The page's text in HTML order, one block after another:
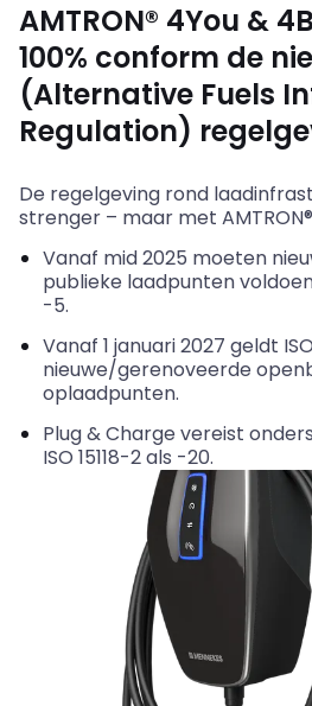
AMTRON® 4You &
100% conform de
(Alternative Fuels
Regulation)
De regelgeving rond
strenger – maar met
Vanaf mid2025 moeten
publieke laadpunten voldoen
-5.
Vanaf 1 januari 2027 geldt
nieuwe/gerenoveerde
oplaadpunten.
Plug&Charge vereist
ISO 15118-2 als -20.